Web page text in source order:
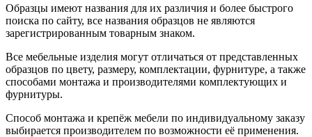
Образцы имеют названия для их различия и более быстрого
поиска по сайту, все названия образцов не являются
зарегистрированным товарным знаком.
Все мебельные изделия могут отличаться от представленных
образцов по цвету, размеру, комплектации, фурнитуре, а также
способами монтажа и производителями комплектующих и
фурнитуры.
Способ монтажа и крепёж мебели по индивидуальному заказу
выбирается производителем по возможности её применения.